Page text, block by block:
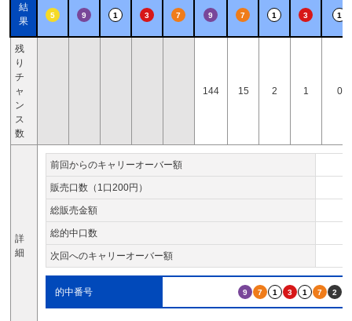
結
果
5 9 1 3 7 9 7 1 3 1
残
り
チ
ャ
ン
ス
数
144 15 2 1 0
詳
細
前回からのキャリーオーバー額
販売口数（1口200円）
総販売金額
総的中口数
次回へのキャリーオーバー額
的中番号 9 7 1 3 1 7 2